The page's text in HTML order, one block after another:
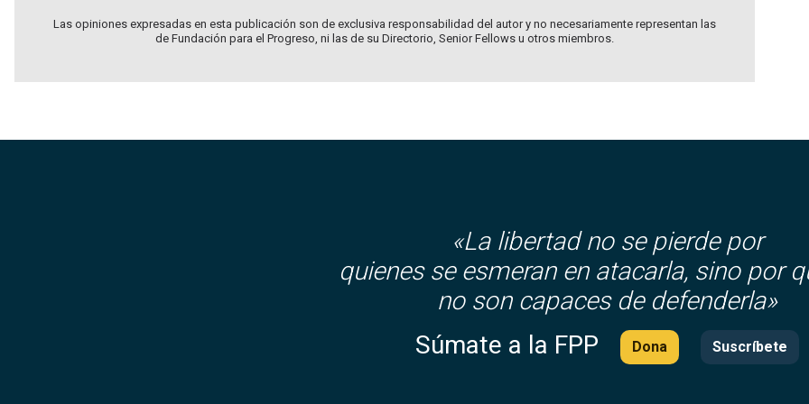
Las opiniones expresadas en esta publicación son de exclusiva responsabilidad del autor y no necesariamente representan las
de Fundación para el Progreso, ni las de su Directorio, Senior Fellows u otros miembros.
«La libertad no se pierde por
quienes se esmeran en atacarla, sino por
no son capaces de defenderla»
Súmate a la FPP
Dona Suscríbete